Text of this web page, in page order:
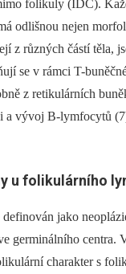
folikuly (IDC).
odlišnou nejen
z různých částí těla,
se v rámci T-
z retikulárních
a vývoj B-lymfocytů
u folikulárního
jako
germinálního centra.
charakter s